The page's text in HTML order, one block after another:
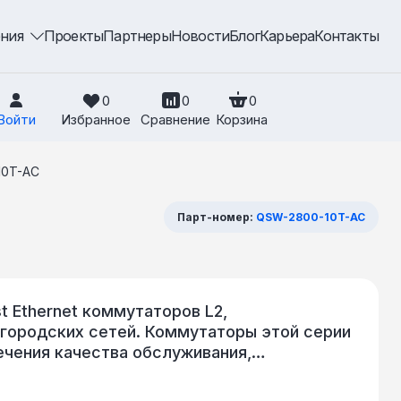
ПроектыПартнерыНовостиБлогКарьераКонтакты
0
Избранное
0
Сравнение
0
Корзина
AC
Парт-номер: QSW-2800-10T-AC
Ethernet коммутаторов L2,
сетей. Коммутаторы этой серии
качества обслуживания,
раздельное управление пропускной